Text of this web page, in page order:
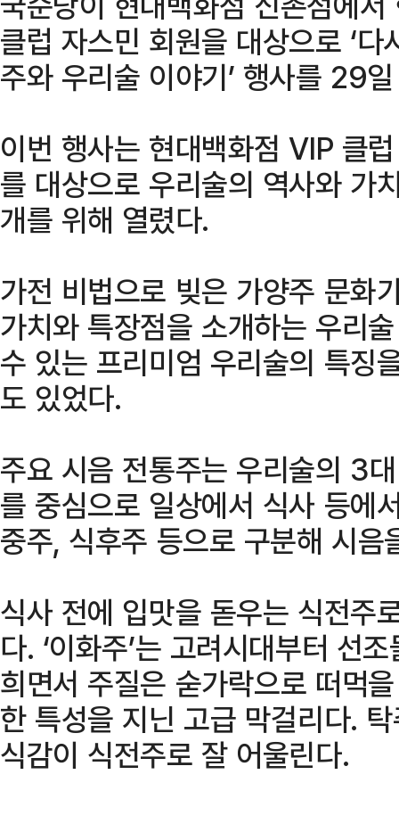
클럽 자스민 회원을 대상으로 ‘
주와 우리술 이야기’ 행사를 29
이번 행사는 현대백화점 VIP 클
를 대상으로 우리술의 역사와 가
개를 위해 열렸다.
가전 비법으로 빚은 가양주 문화
가치와 특장점을 소개하는 우리
수 있는 프리미엄 우리술의 특징
도 있었다.
주요 시음 전통주는 우리술의 3
를 중심으로 일상에서 식사 등에
중주, 식후주 등으로 구분해 시음
식사 전에 입맛을 돋우는 식전주
다. ‘이화주’는 고려시대부터 선
희면서 주질은 숟가락으로 떠먹
한 특성을 지닌 고급 막걸리다.
식감이 식전주로 잘 어울린다.